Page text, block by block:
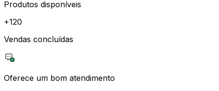
Produtos disponíveis
+120
Vendas concluídas
Oferece um bom atendimento